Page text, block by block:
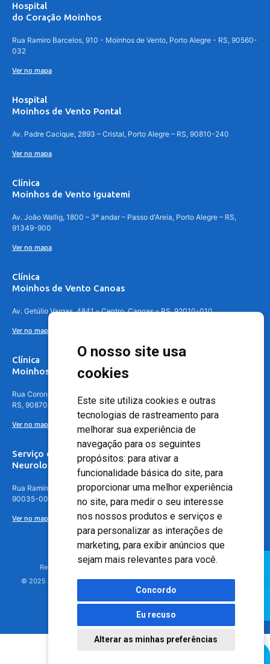
O nosso site usa
cookies
Este site utiliza cookies e outras
tecnologias de rastreamento para
melhorar sua experiência de
navegação para os seguintes
propósitos: para ativar a
funcionalidade básica do site, para
proporcionar uma melhor experiência
no site, para medir o seu interesse
nos nossos produtos e serviços e
para personalizar as interações de
marketing, para exibir anúncios que
sejam mais relevantes para você.
Concordo
Eu recuso
Alterar as minhas preferências
Hospital
do Coração Moinhos
Rua Ramiro Barcelos, 910 - Moinhos de Vento, Porto Alegre - RS, 90560-
032
Ver no mapa
Hospital
Moinhos de Vento Pontal
Av. Padre Cacique, 2893 – Cristal, Porto Alegre – RS, 90810-240
Ver no mapa
Clínica
Moinhos de Vento Iguatemi
Av. João Wallig, 1800 – 3º andar – Passo d'Areia, Porto Alegre – RS,
91349-900
Ver no mapa
Clínica
Moinhos de Vento Canoas
Av. Getúlio Vargas, 4841 – Centro, Canoas – RS, 92010-010
Ver no mapa
Clínica
Moinhos de Vento - Teresópolis
Rua Coronel Aparício Borges, 250 - 3º andar - Teresópolis, Porto Alegre -
RS, 90870-016
Ver no mapa
Serviço de
Neurologia
Rua Ramiro Barcelos, 630 – 5º andar – Floresta, Porto Alegre – RS,
90035-001
Ver no mapa
Responsável Técnico: Dr. Luiz Antonio Nasi - CREMERS 11217
© 2025 - Hospital Moinhos de Vento - Registro Empresa (CRM-RS): 425